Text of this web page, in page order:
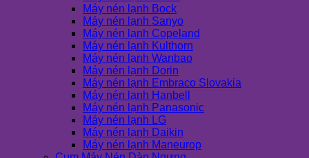
Máy nén lạnh Bock
Máy nén lạnh Sanyo
Máy nén lạnh Copeland
Máy nén lạnh Kulthorn
Máy nén lạnh Wanbao
Máy nén lạnh Dorin
Máy nén lạnh Embraco Slovakia
Máy nén lạnh Hanbell
Máy nén lạnh Panasonic
Máy nén lạnh LG
Máy nén lạnh Daikin
Máy nén lạnh Maneurop